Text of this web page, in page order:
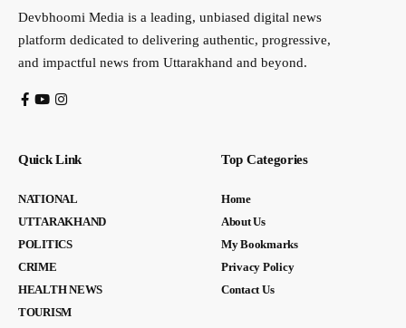
Devbhoomi Media is a leading, unbiased digital news
platform dedicated to delivering authentic, progressive,
and impactful news from Uttarakhand and beyond.
Quick Link
NATIONAL
UTTARAKHAND
POLITICS
CRIME
HEALTH NEWS
TOURISM
Top Categories
Home
About Us
My Bookmarks
Privacy Policy
Contact Us